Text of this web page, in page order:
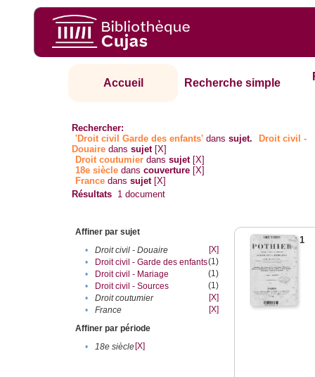
Accueil Recherche simple
Rechercher:
'Droit civil Garde des enfants' danssujet.
Droit civil -
Douaire danssujet [X]
Droit coutumier danssujet [X]
18e siècle danscouverture [X]
France danssujet [X]
Résultats 1 document
Affiner par sujet
•
Droit civil - Douaire
[X]
•
Droit civil - Garde des enfants(1)
•
Droit civil - Mariage
(1)
•
Droit civil - Sources
(1)
•
Droit coutumier
[X]
•
France
[X]
Affiner par période
•
18e siècle[X]
1